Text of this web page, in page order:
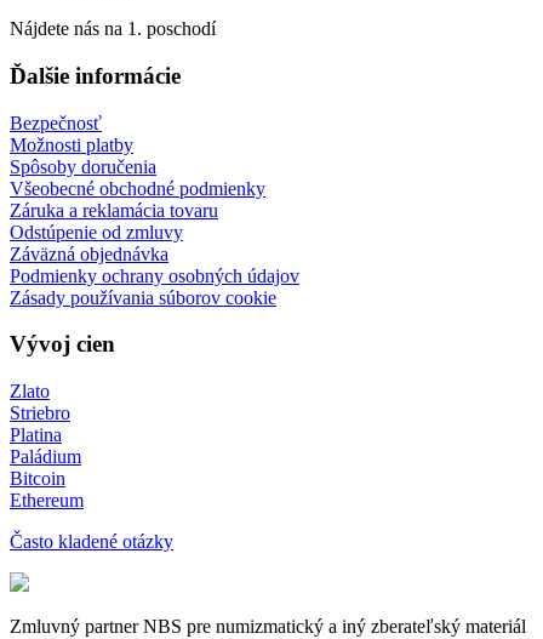
Nájdete nás na 1. poschodí
Ďalšie informácie
Bezpečnosť
Možnosti platby
Spôsoby doručenia
Všeobecné obchodné podmienky
Záruka a reklamácia tovaru
Odstúpenie od zmluvy
Záväzná objednávka
Podmienky ochrany osobných údajov
Zásady používania súborov cookie
Vývoj cien
Zlato
Striebro
Platina
Paládium
Bitcoin
Ethereum
Často kladené otázky
Zmluvný partner NBS pre numizmatický a iný zberateľský materiál